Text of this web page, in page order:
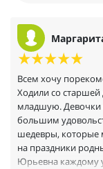
Всем хочу
Ходили со старшей
младшую. Девочки
большим
шедевры, которые
на праздники
Юрьевна каждому